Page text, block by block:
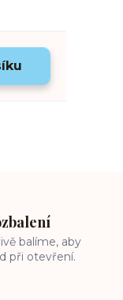
balíme, aby
při otevření.